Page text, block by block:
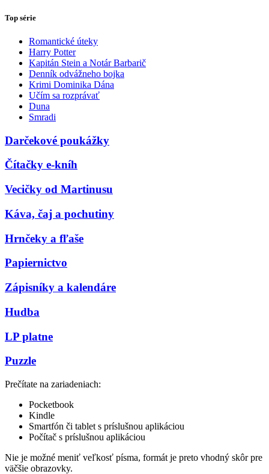
Top série
Romantické úteky
Harry Potter
Kapitán Stein a Notár Barbarič
Denník odvážneho bojka
Krimi Dominika Dána
Učím sa rozprávať
Duna
Smradi
Darčekové poukážky
Čítačky e-kníh
Vecičky od Martinusu
Káva, čaj a pochutiny
Hrnčeky a fľaše
Papiernictvo
Zápisníky a kalendáre
Hudba
LP platne
Puzzle
Prečítate na zariadeniach:
Pocketbook
Kindle
Smartfón či tablet s príslušnou aplikáciou
Počítač s príslušnou aplikáciou
Nie je možné meniť veľkosť písma, formát je preto vhodný skôr pre
väčšie obrazovky.